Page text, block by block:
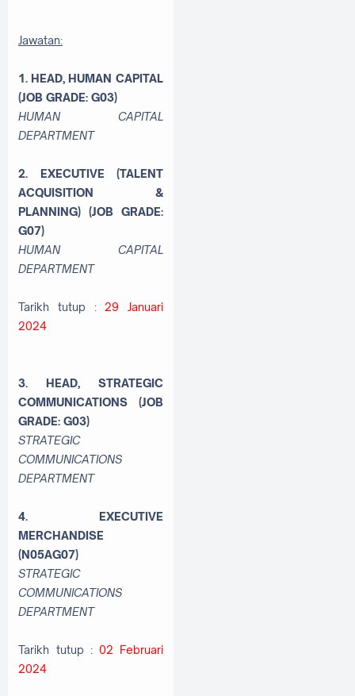
Jawatan:
1. HEAD, HUMAN CAPITAL
(JOB GRADE: G03)
HUMAN CAPITAL
DEPARTMENT
2. EXECUTIVE (TALENT
ACQUISITION &
PLANNING) (JOB GRADE:
G07)
HUMAN CAPITAL
DEPARTMENT
Tarikh tutup : 29 Januari
2024
3. HEAD, STRATEGIC
COMMUNICATIONS (JOB
GRADE: G03)
STRATEGIC
COMMUNICATIONS
DEPARTMENT
4. EXECUTIVE
MERCHANDISE
(N05AG07)
STRATEGIC
COMMUNICATIONS
DEPARTMENT
Tarikh tutup : 02 Februari
2024